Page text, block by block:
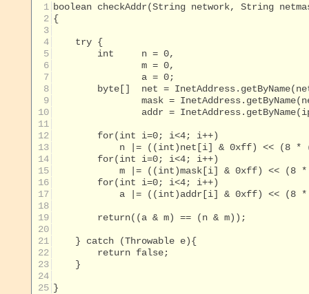
  1
  2
{
  3
  4
    try {
  5
  6
  7
  8
  9
10
11
12
13
14
15
16
17
18
19
20
21
    } catch (Throwable e){
22
23
24
25 }